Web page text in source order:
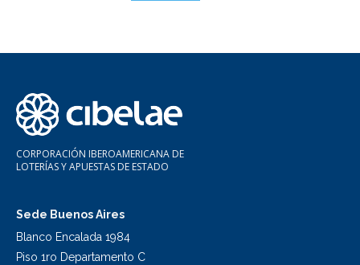
CORPORACIÓN IBEROAMERICANA DE
LOTERÍAS Y APUESTAS DE ESTADO
Sede Buenos Aires
Blanco Encalada 1984
Piso 1ro Departamento C